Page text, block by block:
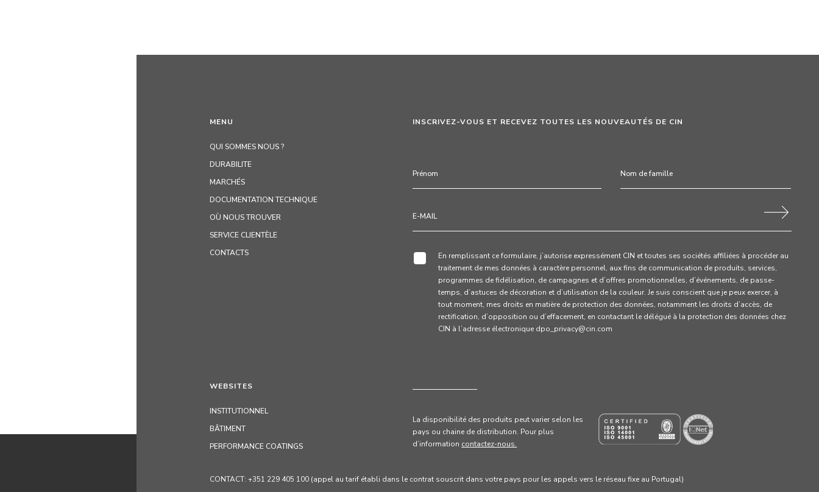
MENU
QUI SOMMES NOUS ?
DURABILITE
MARCHÉS
DOCUMENTATION TECHNIQUE
OÙ NOUS TROUVER
SERVICE CLIENTÈLE
CONTACTS
INSCRIVEZ-VOUS ET RECEVEZ TOUTES LES NOUVEAUTÉS DE CIN
En remplissant ce formulaire, j’autorise expressément CIN et toutes ses sociétés affiliées à procéder au
traitement de mes données à caractère personnel, aux fins de communication de produits, services,
programmes de fidélisation, de campagnes et d’offres promotionnelles, d’événements, de passe-
temps, d’astuces de décoration et d’utilisation de la couleur. Je suis conscient que je peux exercer, à
tout moment, mes droits en matière de protection des données, notamment les droits d’accès, de
rectification, d’opposition ou d’effacement, en contactant le délégué à la protection des données chez
CIN à l’adresse électronique dpo_privacy@cin.com
WEBSITES
INSTITUTIONNEL
BÂTIMENT
PERFORMANCE COATINGS
La disponibilité des produits peut varier selon les
pays ou chaine de distribution. Pour plus
d’information contactez-nous.
CONTACT: +351 229 405 100 (appel au tarif établi dans le contrat souscrit dans votre pays pour les appels vers le réseau fixe au Portugal)